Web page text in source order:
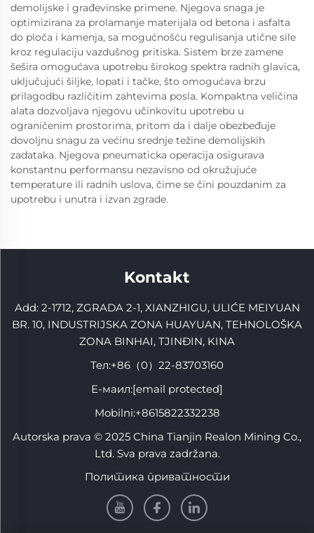
demolijske i građevinske primene. Njegova snaga je
optimizirana za prolamanje materijala od betona i asfalta
do ploča i kamenja, sa mogućnošću regulisanja utične sile
kroz regulaciju vazdušnog pritiska. Sistem brze zamene
šešira omogućava upotrebu širokog spektra radnih glavica,
uključujući šiljke, lopati i tačke, što omogućava brzu
prilagodbu različitim zahtevima posla. Kompaktna veličina
alata dozvoljava njegovu učinkovitu upotrebu u
ograničenim prostorima, pritom da i dalje obezbeđuje
dovoljnu snagu za većinu srednje težine demolijskih
zadataka. Njegova pneumaticka operacija osigurava
konstantnu performansu nezavisno od okružujuće
temperature ili radnih uslova, čime se čini pouzdanim za
upotrebu i unutra i izvan zgrade.
Kontakt
Add: 2-1712, ZGRADA 2-1, XIANZHIGU, ULIĆE MEIYUAN
BR. 10, INDUSTRIJSKA ZONA HUAYUAN, TEHNOLOŠKA
ZONA BINHAI, TJINĐIN, KINA
Тел:+86（0）22-83703160
Е-маил:[email protected]
Mobilni:+8615822332238
Autorska prava © 2025 China Tianjin Realon Mining Co.,
Ltd. Sva prava zadržana.
Политика приватности